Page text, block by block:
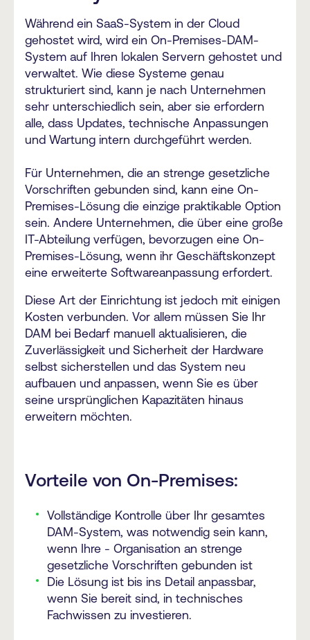
Während ein SaaS-System in der Cloud
gehostet wird, wird ein On-Premises-DAM-
System auf Ihren lokalen Servern gehostet und
verwaltet. Wie diese Systeme genau
strukturiert sind, kann je nach Unternehmen
sehr unterschiedlich sein, aber sie erfordern
alle, dass Updates, technische Anpassungen
und Wartung intern durchgeführt werden.
Für Unternehmen, die an strenge gesetzliche
Vorschriften gebunden sind, kann eine On-
Premises-Lösung die einzige praktikable Option
sein. Andere Unternehmen, die über eine große
IT-Abteilung verfügen, bevorzugen eine On-
Premises-Lösung, wenn ihr Geschäftskonzept
eine erweiterte Softwareanpassung erfordert.
Diese Art der Einrichtung ist jedoch mit einigen
Kosten verbunden. Vor allem müssen Sie Ihr
DAM bei Bedarf manuell aktualisieren, die
Zuverlässigkeit und Sicherheit der Hardware
selbst sicherstellen und das System neu
aufbauen und anpassen, wenn Sie es über
seine ursprünglichen Kapazitäten hinaus
erweitern möchten.
Vorteile von On-Premises:
Vollständige Kontrolle über Ihr gesamtes
DAM-System, was notwendig sein kann,
wenn Ihre - Organisation an strenge
gesetzliche Vorschriften gebunden ist
Die Lösung ist bis ins Detail anpassbar,
wenn Sie bereit sind, in technisches
Fachwissen zu investieren.